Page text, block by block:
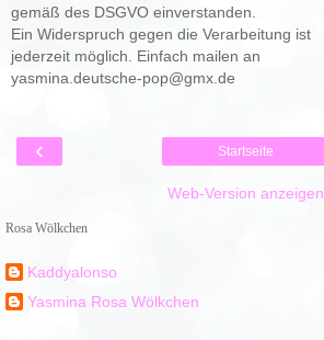
gemäß des DSGVO einverstanden.
Ein Widerspruch gegen die Verarbeitung ist
jederzeit möglich. Einfach mailen an
yasmina.deutsche-pop@gmx.de
‹ Startseite
Web-Version anzeigen
Rosa Wölkchen
Kaddyalonso
Yasmina Rosa Wölkchen